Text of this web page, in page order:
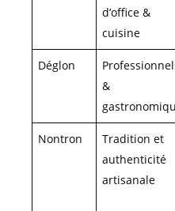
d’office &
cuisine
Déglon
&
Nontron
Tradition et
authenticité
artisanale